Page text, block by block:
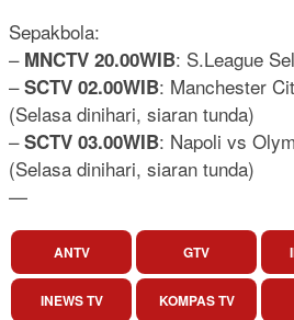
Sepakbola:
– MNCTV 20.00WIB: S.League
–SCTV 02.00WIB: Manchester
(Selasa dinihari, siaran tunda)
–SCTV 03.00WIB: Napoli vs
(Selasa dinihari, siaran tunda)
—
ANTV GTV
INEWS TV KOMPAS TV